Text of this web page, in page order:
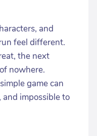
and
feel different.
the next
nowhere.
game can
impossible to